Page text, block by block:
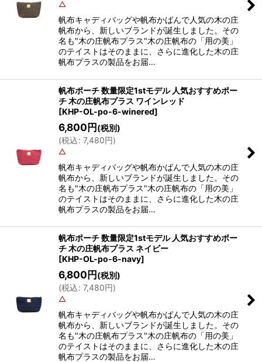
△
帆布キャディバッグや帆布かばんで人気の木の庄
帆布から、新しいブランドが誕生しました。その
名も"木の庄帆布プラス"木の庄帆布の「用の美」
のテイストはそのままに、さらに進化した木の庄
帆布プラスの製品をお届…
帆布ポーチ 数量限定1stモデル 人気おすすめポー
チ 木の庄帆布プラス ワインレッド
[KHP-OL-po-6-winered]
6,800円(税別)
(税込: 7,480円)
△
帆布キャディバッグや帆布かばんで人気の木の庄
帆布から、新しいブランドが誕生しました。その
名も"木の庄帆布プラス"木の庄帆布の「用の美」
のテイストはそのままに、さらに進化した木の庄
帆布プラスの製品をお届…
帆布ポーチ 数量限定1stモデル 人気おすすめポー
チ 木の庄帆布プラス ネイビー
[KHP-OL-po-6-navy]
6,800円(税別)
(税込: 7,480円)
△
帆布キャディバッグや帆布かばんで人気の木の庄
帆布から、新しいブランドが誕生しました。その
名も"木の庄帆布プラス"木の庄帆布の「用の美」
のテイストはそのままに、さらに進化した木の庄
帆布プラスの製品をお届…